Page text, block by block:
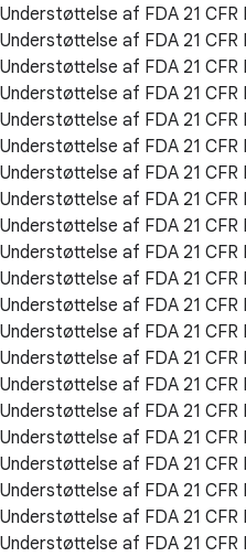
Understøttelse af FDA 21 CFR
Understøttelse af FDA 21 CFR
Understøttelse af FDA 21 CFR
Understøttelse af FDA 21 CFR
Understøttelse af FDA 21 CFR
Understøttelse af FDA 21 CFR
Understøttelse af FDA 21 CFR
Understøttelse af FDA 21 CFR
Understøttelse af FDA 21 CFR
Understøttelse af FDA 21 CFR
Understøttelse af FDA 21 CFR
Understøttelse af FDA 21 CFR
Understøttelse af FDA 21 CFR
Understøttelse af FDA 21 CFR
Understøttelse af FDA 21 CFR
Understøttelse af FDA 21 CFR
Understøttelse af FDA 21 CFR
Understøttelse af FDA 21 CFR
Understøttelse af FDA 21 CFR
Understøttelse af FDA 21 CFR
Understøttelse af FDA 21 CFR